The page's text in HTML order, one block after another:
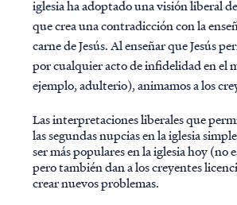
iglesia ha adoptado una visión liberal
que crea una contradicción con la
carne de Jesús. Al enseñar que Jesús
por cualquier acto de infidelidad en el
ejemplo, adulterio), animamos a los
Las interpretaciones liberales que
las segundas nupcias en la iglesia
ser más populares en la iglesia hoy (no
pero también dan a los creyentes
crear nuevos problemas.